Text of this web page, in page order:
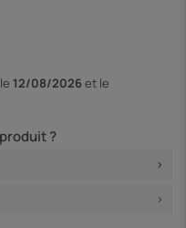
12/08/2026et le
?